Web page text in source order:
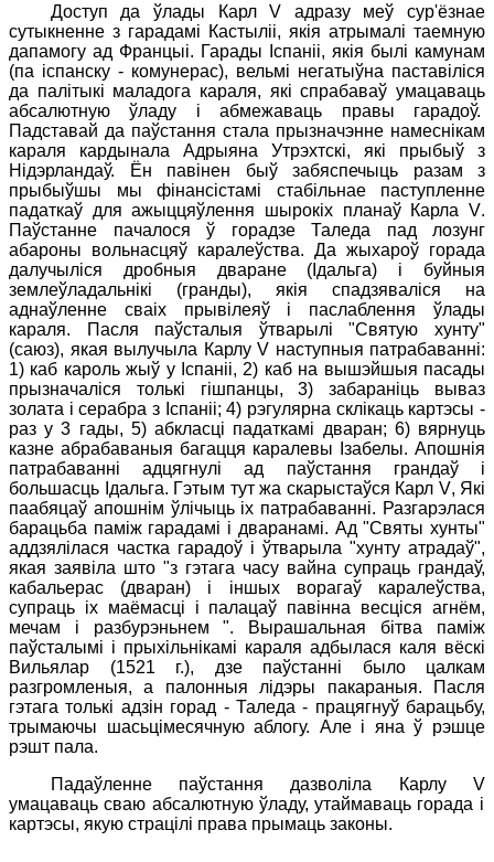
Доступ да ўлады КарлV адразу меў сур'ёзнае
сутыкненне з гарадамі Кастыліі, якія атрымалі таемную
дапамогу ад Францыі. Гарады Іспаніі, якія былі камунам
(па іспанску - комунерас), вельмі негатыўна паставіліся
да палітыкі маладога караля, які спрабаваў умацаваць
абсалютную ўладу і абмежаваць правы гарадоў.
Падставай да паўстання стала прызначэнне намеснікам
караля кардынала Адрыяна Утрэхтскі, які прыбыў з
Нідэрландаў. Ён павінен быў забяспечыць разам з
прыбыўшы мы фінансістамі стабільнае паступленне
падаткаў для ажыццяўлення шырокіх планаў Карла V.
Паўстанне пачалося ў горадзе Таледа пад лозунг
абароны вольнасцяў каралеўства. Да жыхароў горада
далучыліся дробныя дваране (Ідальга) і буйныя
землеўладальнікі (гранды), якія спадзяваліся на
аднаўленне сваіх прывілеяў і паслаблення ўлады
караля. Пасля паўсталыя ўтварылі "Святую хунту"
(саюз), якая вылучыла Карлу V наступныя патрабаванні:
1) каб кароль жыў у Іспаніі, 2) каб на вышэйшыя пасады
прызначаліся толькі гішпанцы, 3) забараніць вываз
золата і серабра з Іспаніі; 4) рэгулярна склікаць картэсы -
раз у 3 гады, 5) абкласці падаткамі дваран; 6) вярнуць
казне абрабаваныя багацця каралевы Ізабелы. Апошнія
патрабаванні адцягнулі ад паўстання грандаў і
большасць Ідальга. Гэтым тут жа скарыстаўся Карл V, Які
паабяцаў апошнім ўлічыць іх патрабаванні. Разгарэлася
барацьба паміж гарадамі і дваранамі. Ад "Святы хунты"
аддзялілася частка гарадоў і ўтварыла "хунту атрадаў",
якая заявіла што "з гэтага часу вайна супраць грандаў,
кабальерас (дваран) і іншых ворагаў каралеўства,
супраць іх маёмасці і палацаў павінна весціся агнём,
мечам і разбурэньнем ". Вырашальная бітва паміж
паўсталымі і прыхільнікамі караля адбылася каля вёскі
Вильялар (1521 г.), дзе паўстанні было цалкам
разгромленыя, а палонныя лідэры пакараныя. Пасля
гэтага толькі адзін горад - Таледа - працягнуў барацьбу,
трымаючы шасьцімесячную аблогу. Але і яна ў рэшце
рэшт пала.
Падаўленне паўстання дазволіла Карлу V
умацаваць сваю абсалютную ўладу, утаймаваць горада і
картэсы, якую страцілі права прымаць законы.